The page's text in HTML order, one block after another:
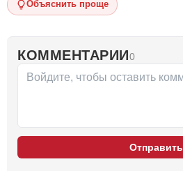
Объяснить проще
КОММЕНТАРИИ0
Отправить